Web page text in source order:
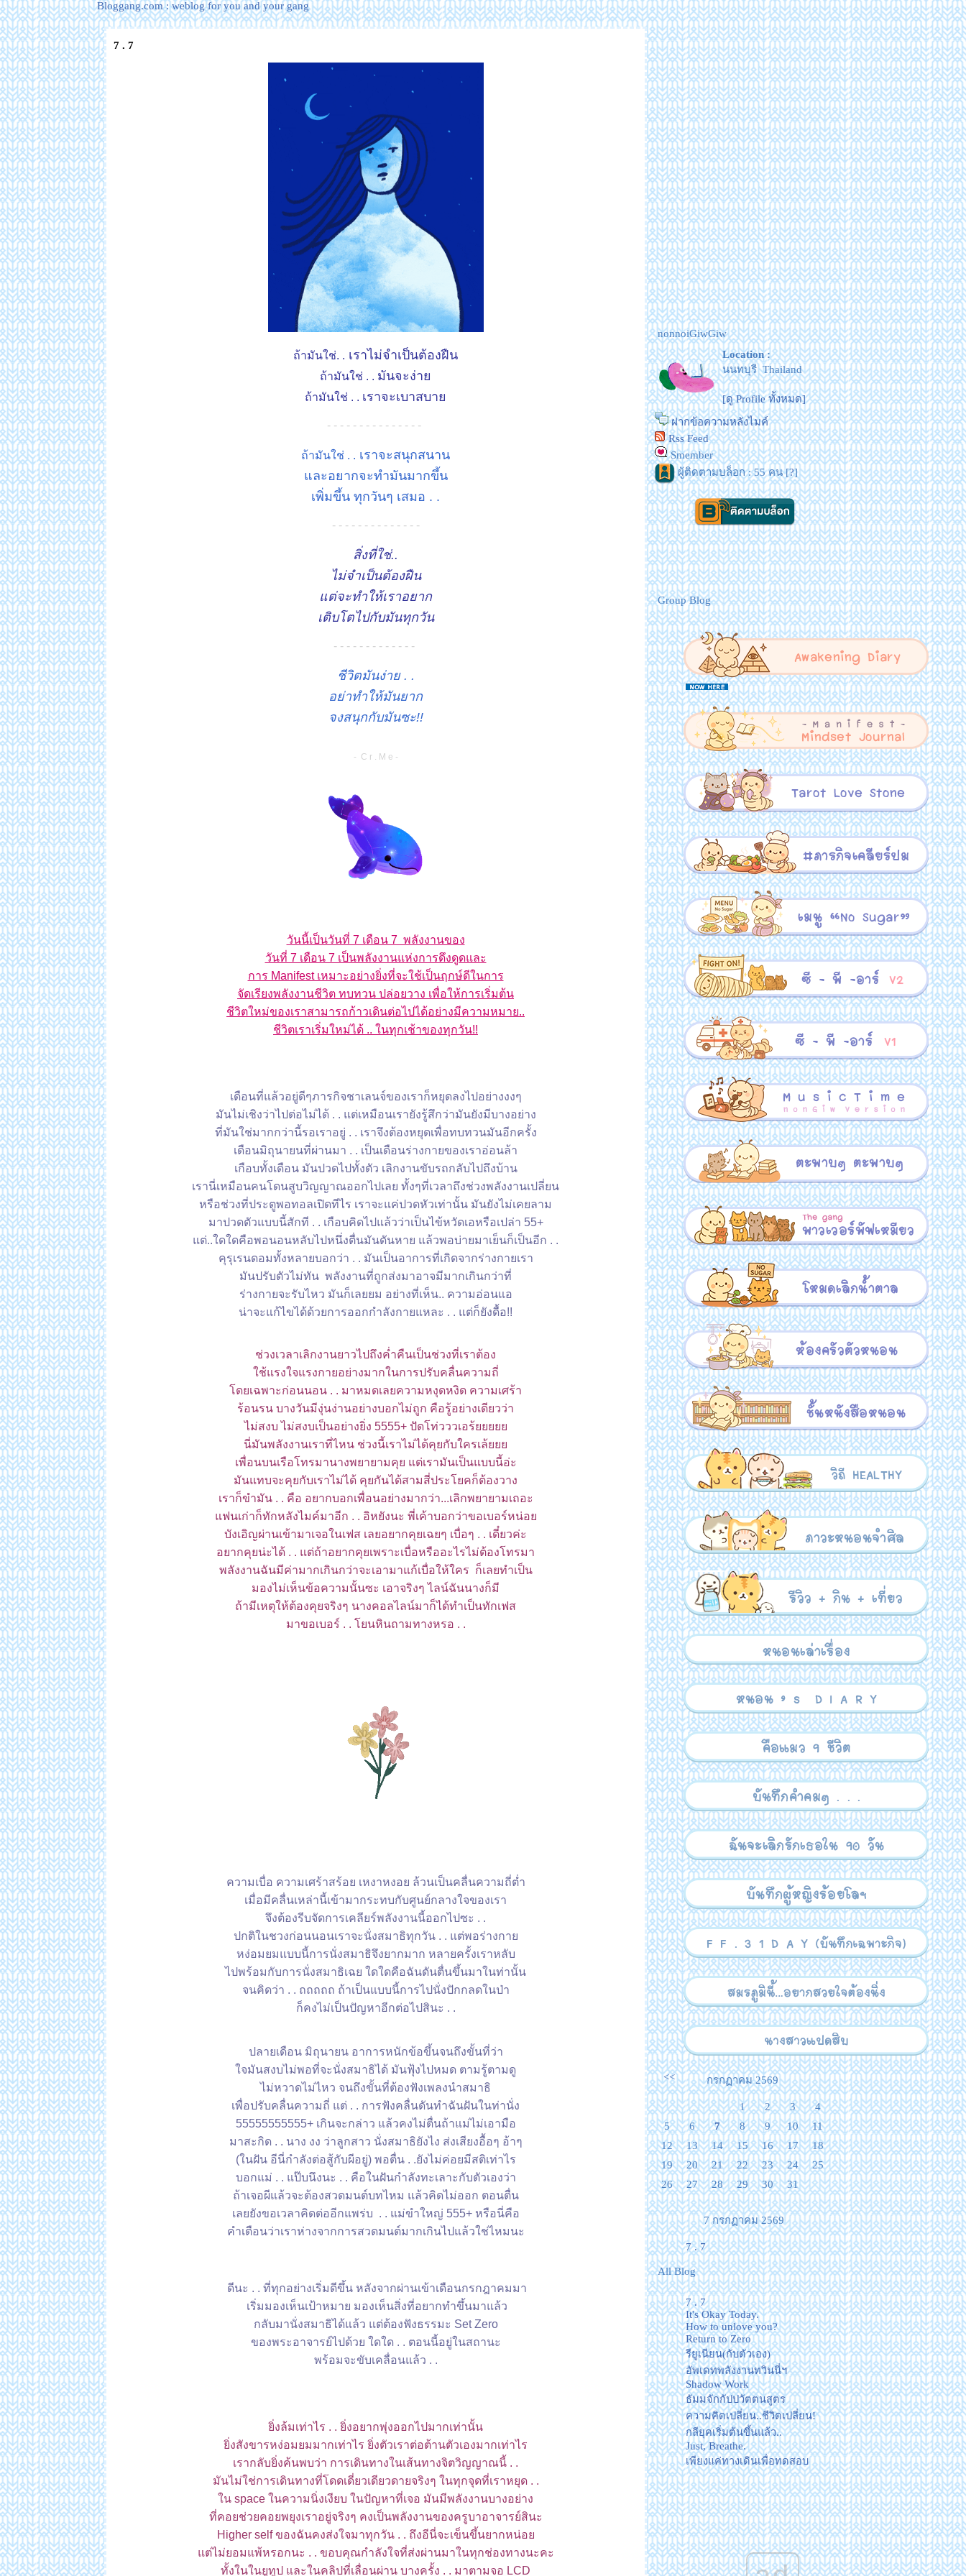
Bloggang.com : weblog for you and your gang
7 . 7
ถ้ามันใช่. . เราไม่จำเป็นต้องฝืน
ถ้ามันใช่ . . มันจะง่า
ถ้ามันใช่ . . เราจะเบาสบา
- - - - - - - - - - - - - - -
ถ้ามันใช่ . . เราจะสนุกสนาน
ละอยากจะทำมันมากขึ้น
เพิ่มขึ้น ทุกวันๆ เสมอ . .
- - - - - - - - - - - - - -
สิ่งที่ใช่..
ไม่จำเป็นต้องฝืน
ต่จะทำให้เราอยาก
เติบโตไปกับมันทุกวัน
- - - - - - - - - - - - -
ชีวิตมันง่าย . .
อย่าทำให้มันยาก
จงสนุกกับมันซะ!!
- C r . M e -
วันนี้เป็นวันที่ 7 เดือน 7 พลังงานของ
วันที่ 7 เดือน 7 เป็นพลังงานแห่งการดึงดูดและ
การ Manifest เหมาะอย่างยิ่งที่จะใช้เป็นฤกษ์ดีในการ
จัดเรียงพลังงานชีวิต ทบทวน ปล่อยวาง เพื่อให้การเริ่มต้น
ชีวิตใหม่ของเราสามารถก้าวเดินต่อไปได้อย่างมีความหมาย..
ชีวิตเราเริ่มใหม่ได้ .. ในทุกเช้าของทุกวัน!!
เดือนที่แล้วอยู่ดีๆภารกิจชาเลนจ์ของเราก็หยุดลงไปอย่างงงๆ
มันไม่เชิงว่าไปต่อไม่ได้ . . แต่เหมือนเรายังรู้สึกว่ามันยังมีบางอย่าง
ที่มันใช่มากกว่านี้รอเราอยู่ . . เราจึงต้องหยุดเพื่อทบทวนมันอีกครั้ง
เดือนมิถุนายนที่ผ่านมา . . เป็นเดือนร่างกายของเราอ่อนล้า
เกือบทั้งเดือน มันปวดไปทั้งตัว เลิกงานขับรถกลับไปถึงบ้าน
เรานี่เหมือนคนโดนสูบวิญญาณออกไปเลย ทั้งๆที่เวลาถึงช่วงพลังงานเปลี่ยน
หรือช่วงที่ประตูพอทอลเปิดทีไร เราจะแค่ปวดหัวเท่านั้น มันยังไม่เคยลาม
มาปวดตัวแบบนี้สักที . . เกือบคิดไปแล้วว่าเป็นไข้หวัดเอหรือเปล่า 55+
ต่..ใดใดคือพอนอนหลับไปหนึ่งตื่นมันดันหาย แล้วพอบ่ายมาเย็นก็เป็นอีก . .
คุรุเรนดอมทั้งหลายบอกว่า . . มันเป็นอาการที่เกิดจากร่างกายเรา
มันปรับตัวไม่ทัน พลังงานที่ถูกส่งมาอาจมีมากเกินกว่าที่
ร่างกายจะรับไหว มันก็เลยยม อย่างที่เห็น.. ความอ่อนแอ
น่าจะแก้ไขได้ด้วยการออกกำลังกายแหละ . . แต่ก็ยังดื้อ!!
ช่วงเวลาเลิกงานยาวไปถึงค่ำคืนเป็นช่วงที่เราต้อง
ช้แรงใจแรงกายอย่างมากในการปรับคลื่นความถี่
ดยเฉพาะก่อนนอน . . มาหมดเลยความหงุดหงิด ความเศร้า
ร้อนรน บางวันมีงุ่นง่านอย่างบอกไม่ถูก คือรู้อย่างเดียวว่า
ไม่สงบ ไม่สงบเป็นอย่างยิ่ง 5555+ ปัดโท่วววเอร้
นี่มันพลังงานเราที่ไหน ช่วงนี้เราไม่ได้คุยกับใครเล้
เพื่อนบนเรือโทรมานางพยายามคุย แต่เรามันเป็นแบบนี้อ่ะ
มันแทบจะคุยกับเราไม่ได้ คุยกันได้สามสี่ประโยคก็ต้องวาง
เราก็ขำมัน . . คือ อยากบอกเพื่อนอย่างมากว่า...เลิกพยายามเถอะ
ฟนเก่าก็ทักหลังไมค์มาอีก . . อิหยังนะ พี่เค้าบอกว่าขอเบอร์หน่อ
บังเอิญผ่านเข้ามาเจอในเฟส เลยอยากคุยเฉยๆ เบื่อๆ . . เดี๋ยวค่ะ
อยากคุยน่ะได้ . . แต่ถ้าอยากคุยเพราะเบื่อหรืออะไรไม่ต้องโทรมา
พลังงานฉันมีค่ามากเกินกว่าจะเอามาแก้เบื่อให้ใคร ก็เลยทำเป็น
มองไม่เห็นข้อความนั้นซะ เอาจริงๆ ไลน์ฉันนางก็มี
ถ้ามีเหตุให้ต้องคุยจริงๆ นางคอลไลน์มาก็ได้ทำเป็นทักเฟส
มาขอเบอร์ . . โยนหินถามทางหรอ . .
ความเบื่อ ความเศร้าสร้อย เหงาหงอย ล้วนเป็นคลื่นความถี่ต่ำ
เมื่อมีคลื่นเหล่านี้เข้ามากระทบกับศูนย์กลางใจของเรา
จึงต้องรีบจัดการเคลียร์พลังงานนี้ออกไปซะ . .
ปกติในชวงก่อนนอนเราจะนั่งสมาธิทุกวัน . . แต่พอร่างกา
หง่อมยมแบบนี้การนั่งสมาธิจึงยากมาก หลายครั้งเราหลับ
ไปพร้อมกับการนั่งสมาธิเฉย ใดใดคือฉันดันตื่นขึ้นมาในท่านั้น
จนคิดว่า . . ถถถถถ ถ้าเป็นแบบนี้การไปนั่งปักกลดในป่า
ก็คงไม่เป็นปัญหาอีกต่อไปสินะ . .
ปลายเดือน มิถุนายน อาการหนักข้อขึ้นจนถึงขั้นที่ว่า
จมันสงบไม่พอที่จะนั่งสมาธิได้ มันฟุ้งไปหมด ตามรู้ตามดู
ไม่หวาดไม่ไหว จนถึงขั้นที่ต้องฟังเพลงนำสมาธิ
เพื่อปรับคลื่นความถี่ แต่ . . การฟังคลื่นดันทำฉันฝันในท่านั่ง
55555555555+ เกินจะกล่าว แล้วคงไม่ตื่นถ้าแม่ไม่เอามือ
มาสะกิด . . นาง งง ว่าลูกสาว นั่งสมาธิยังไง ส่งเสียงอื้อๆ อ้าๆ
(ในฝัน อีนี่กำลังต่อสู้กับผีอยู่) พอตื่น . .ยังไม่ค่อยมีสติเท่าไร
บอกแม่ . . แป๊บนึงนะ . . คือในฝันกำลังทะเลาะกับตัวเองว่า
ถ้าเจอผีแล้วจะต้องสวดมนต์บทไหม แล้วคิดไม่ออก ตอนตื่น
เลยยังขอเวลาคิดต่ออีกแพร่บ . . แม่ขำใหญ่ 555+ หรือนี่คือ
คำเตือนว่าเราห่างจากการสวดมนต์มากเกินไปแล้วใช่ไหมนะ
ดีนะ . . ที่ทุกอย่างเริ่มดีขึ้น หลังจากผ่านเข้าเดือนกรกฎาคมมา
เริ่มมองเห็นเป้าหมาย มองเห็นสิ่งที่อยากทำขึ้นมาแล้ว
กลับมานั่งสมาธิได้แล้ว แต่ต้องฟังธรรมะ Set Zero
ของพระอาจารย์ไปด้วย ใดใด . . ตอนนี้อยู่ในสถานะ
พร้อมจะขับเคลื่อนแล้ว . .
ิ่งล้มเท่าไร . . ยิ่งอยากพุ่งออกไปมากเท่านั้น
ิ่งสังขารหง่อมยมมากเท่าไร ยิ่งตัวเราต่อต้านตัวเองมากเท่าไร
เรากลับยิ่งค้นพบว่า การเดินทางในเส้นทางจิตวิญญาณนี้ . .
มันไม่ใช่การเดินทางที่โดดเดี่ยวเดียวดายจริงๆ ในทุกจุดที่เราหยุด . .
น space ในความนิ่งเงียบ ในปัญหาที่เจอ มันมีพลังงานบางอย่าง
ที่คอยช่วยคอยพยุงเราอยู่จริงๆ คงเป็นพลังงานของครูบาอาจารย์สินะ
Higher self ของฉันคงส่งใจมาทุกวัน . . ถึงอีนี่จะเข็นขึ้นยากหน่อ
ต่ไม่ยอมแพ้หรอกนะ . . ขอบคุณกำลังใจที่ส่งผ่านมาในทุกช่องทางนะคะ
ทั้งในในยูทูป และในคลิปที่เลื่อนผ่าน บางครั้ง . . มาตามจอ LCD
nonnoiGiwGiw
Location :
นนทบุรี Thailand
[ดู Profile ทั้งหมด]
ฝากข้อความหลังไมค์
Rss Feed
Smember
ผู้ติดตามบล็อก : 55 คน [?]
Group Blog
<< กรกฏาคม 2569
1 2 3
4
5
6 7 8 9 10
11
12
13 14 15 16 17
18
19
20 21 22 23 24
25
26
27 28 29 30 31
7 กรกฏาคม 2569
7 . 7
All Blog
7 . 7
It's Okay Today.
How to unlove you?
Return to Zero
รียูเนียน(กับตัวเอง)
อัพเดทพลังงานทวินนี่ฯ
Shadow Work
ธัมมจักกัปปวัตตนสูตร
ความคิดเปลี่ยน..ชีวิตเปลี่ยน!
กลียุคเริ่มต้นขึ้นแล้ว..
Just, Breathe.
เพียงแค่ทางเดินเพื่อทดสอบ
เส้นทางในปีนี้..
เทกระดาน
A day without a topic ;)
ปัจจุบันสำคัญที่สุด
#รถพุ่มพวง la la la that's how it
goes.🎵
ตามรู้..ตามดู..ตามติดเธออยู่นะ